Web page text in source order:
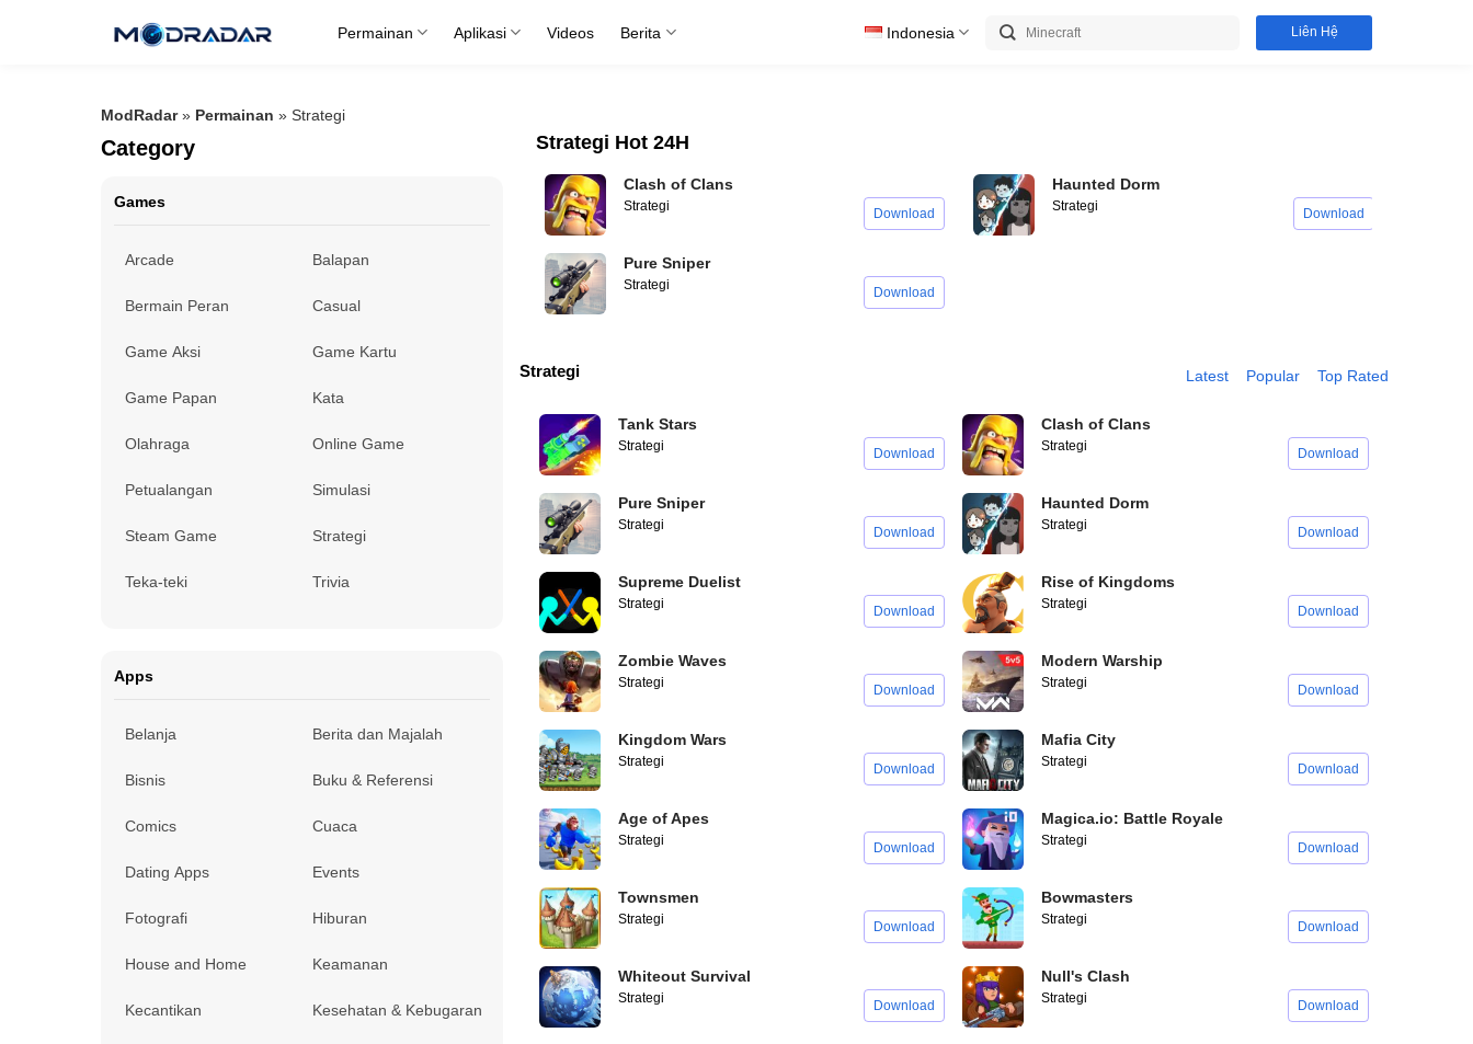
Permainan Aplikasi Videos Berita Indonesia Liên Hệ
ModRadar» Permainan » Strategi
Category
Games
Arcade Balapan
Bermain Peran Casual
Game Aksi Game Kartu
Game Papan Kata
Olahraga Online Game
Petualangan Simulasi
Steam Game Strategi
Teka-teki Trivia
Apps
Belanja Berita dan Majalah
Bisnis Buku & Referensi
Comics Cuaca
Dating Apps Events
Fotografi Hiburan
House and Home Keamanan
Kecantikan Kesehatan & Kebugaran
Strategi Hot 24H
Clash of Clans
Strategi Download
Pure Sniper
Strategi Download
Haunted Dorm
Strategi Download
Strategi Latest Popular Top Rated
Tank Stars
Strategi Download
Clash of Clans
Strategi Download
Pure Sniper
Strategi Download
Haunted Dorm
Strategi Download
Supreme Duelist
Strategi Download
Rise of Kingdoms
Strategi Download
Zombie Waves
Strategi Download
Modern Warship
Strategi Download
Kingdom Wars
Strategi Download
Mafia City
Strategi Download
Age of Apes
Strategi Download
Magica.io: Battle Royale
Strategi Download
Townsmen
Strategi Download
Bowmasters
Strategi Download
Whiteout Survival
Strategi Download
Null's Clash
Strategi Download